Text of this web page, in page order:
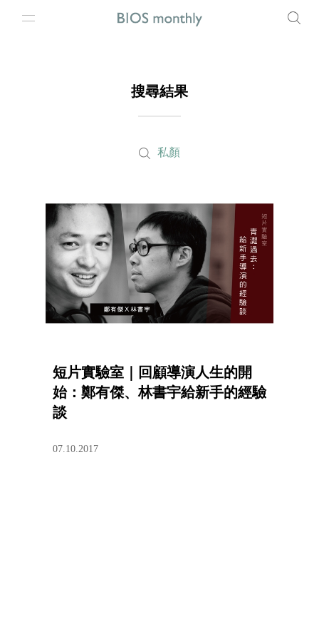
搜尋結果
私顏
短片實驗室｜回顧導演人生的開
始：鄭有傑、林書宇給新手的經驗
談
07.10.2017